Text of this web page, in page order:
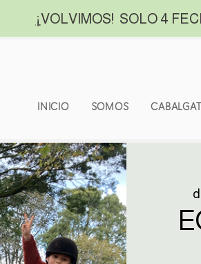
¡VOLVIMOS! SOLO 4
INICIO SOMOS